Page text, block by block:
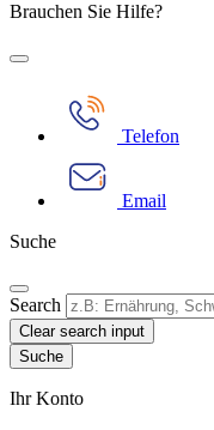
Brauchen Sie Hilfe?
Telefon
Email
Suche
Search
Clear search input
Ihr Konto​